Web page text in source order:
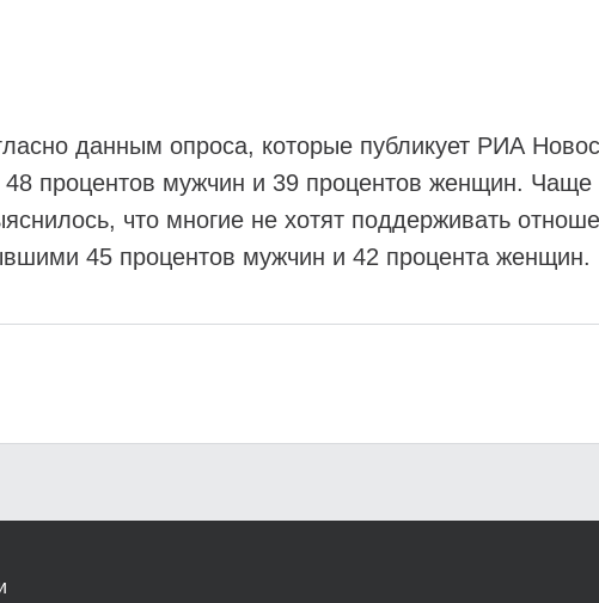
данным опроса, которые публикует РИА
процентов мужчин и 39 процентов женщин. Чаще
что многие не хотят поддерживать
45 процентов мужчин и 42 процента женщин.